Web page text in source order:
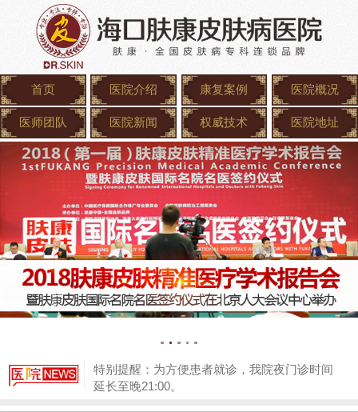
首页 医院介绍 康复案例 医院概况
医师团队 医院新闻 权威技术 医院地址
特别提醒：为方便患者就诊，我院夜门诊时间
延长至晚21:00。